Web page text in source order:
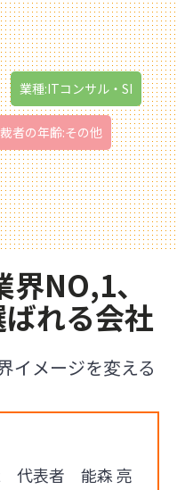
業種:ITコンサル・SI
者の年齢:その他
NO,1、
れる会社
イメージを変える
代表者 能森 亮